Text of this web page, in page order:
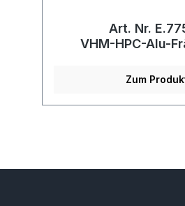
Art. Nr.
VHM-HPC-Alu-
Zum